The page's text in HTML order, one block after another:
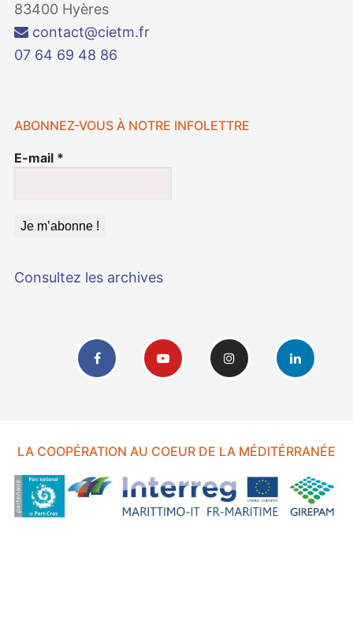
83400 Hyères
contact@cietm.fr
07 64 69 48 86
ABONNEZ-VOUS À NOTRE INFOLETTRE
E-mail *
Consultez les archives
LA COOPÉRATION AU COEUR DE LA MÉDITÉRRANÉE